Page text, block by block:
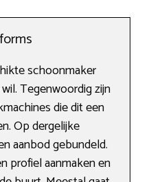
schoonmaker
Tegenwoordig zijn
die dit een
Op dergelijke
aanbod gebundeld.
profiel aanmaken en